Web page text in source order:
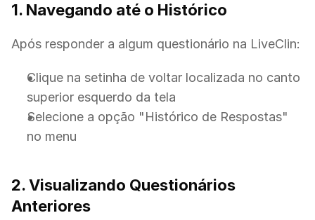
1. Navegando até o Histórico
Após responder a algum questionário na LiveClin:
Clique na setinha de voltar localizada no canto
superior esquerdo da tela
Selecione a opção "Histórico de Respostas"
no menu
2. Visualizando Questionários
Anteriores